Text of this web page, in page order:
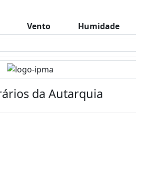
Vento Humidade
da Autarquia